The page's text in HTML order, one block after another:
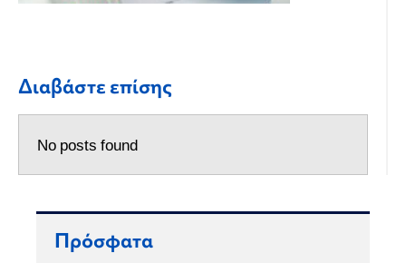
Διαβάστε επίσης
No posts found
Πρόσφατα